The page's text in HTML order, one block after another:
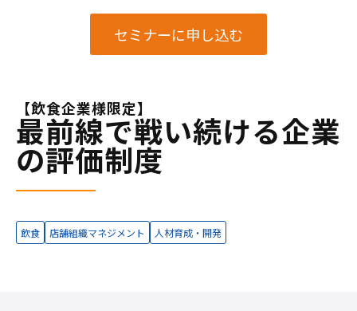
セミナーに申し込む
【飲食企業様限定】
最前線で戦い続ける企業
の評価制度
飲食 店舗組織マネジメント 人材育成・開発